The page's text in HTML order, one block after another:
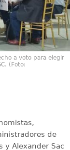
a voto para elegir
(Foto:
de
y Alexander Sac